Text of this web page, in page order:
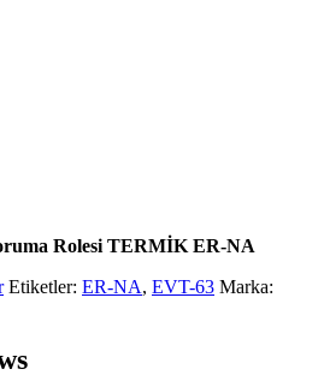
Rolesi TERMİK ER-NA
Etiketler: ER-NA, EVT-63 Marka: